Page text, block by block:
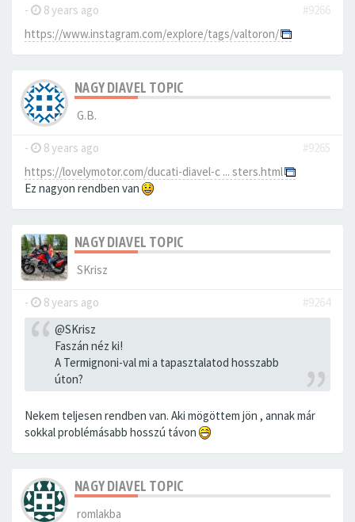
- 8 years ago
#9266
https://www.instagram.com/explore/tags/valtoron/
NAGY DIAVEL TOPIC
G.B.
- 8 years ago
#9265
https://lovelymotor.com/ducati-diavel-c ... sters.html
Ez nagyon rendben van
NAGY DIAVEL TOPIC
SKrisz
- 8 years ago
#9264
@SKrisz
Faszán néz ki!
A Termignoni-val mi a tapasztalatod hosszabb
úton?
Nekem teljesen rendben van. Aki mögöttem jön , annak már
sokkal problémásabb hosszú távon
NAGY DIAVEL TOPIC
romlakba